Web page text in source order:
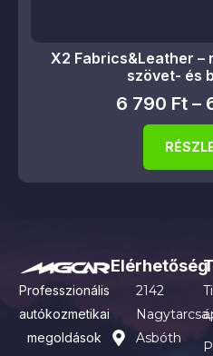
X2 Fabrics&Leather –
szövet- és
6 790 Ft –
Professzionális
autókozmetikai
megoldások
Elérhetőség
2142
Nagytarcsa,
Asbóth